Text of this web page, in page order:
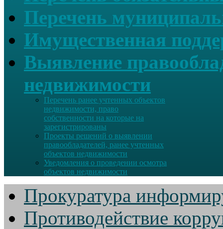
Перечень
Имущественная
Выявление
недвижимости
Перечень ранее учтенных объектов
недвижимости, право
собственности на которые на
зарегистрированы
Проекты решений о выявлении
правообладателей, ранее учтенных
объектов недвижимости
Уведомления о проведении осмотра
объектов недвижимости
Прокуратура
Противодействие